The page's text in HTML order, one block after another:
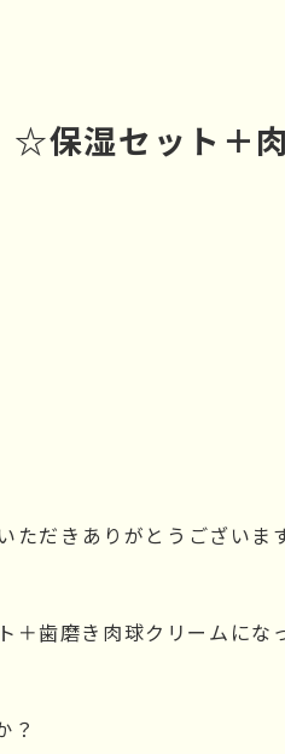
湿セット＋肉
だきありがとうございます
歯磨き肉球クリームにな
？